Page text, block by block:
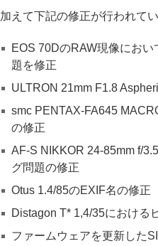
加えて下記の修正が行われてい
EOS 70DのRAW現像にお
題を修正
ULTRON 21mm F1.8
smc PENTAX-FA645
の修正
AF-S NIKKOR 24-85mm f/
グ問題の修正
Otus 1.4/85のEXIF名の修正
Distagon T* 1,4/35における
ファームウェアを更新した